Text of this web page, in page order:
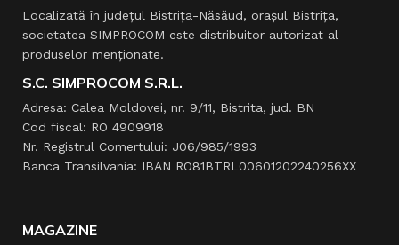
Localizată în judeţul Bistriţa-Năsăud, oraşul Bistriţa,
societatea SIMPROCOM este distribuitor autorizat al
produselor menţionate.
S.C. SIMPROCOM S.R.L.
Adresa: Calea Moldovei, nr. 9/11, Bistrita, jud. BN
Cod fiscal: RO 4909918
Nr. Registrul Comertului: J06/985/1993
Banca Transilvania: IBAN RO81BTRL00601202240256XX
MAGAZINE